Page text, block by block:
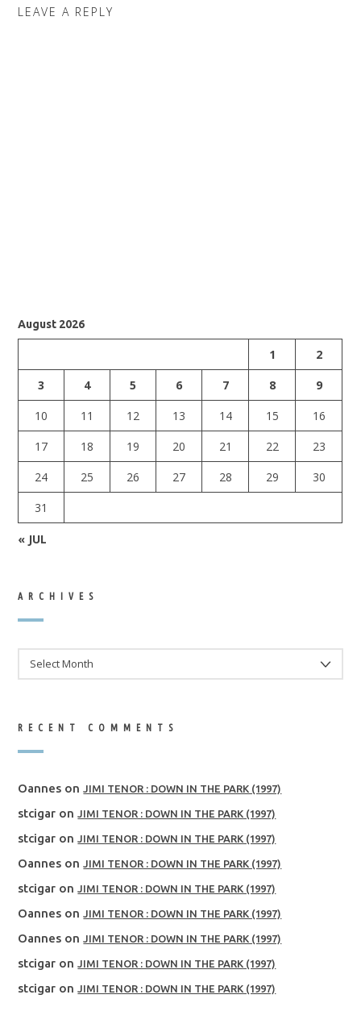
LEAVE A REPLY
August 2026
1
2
3
4 5 6 7 8
9
10
11 12 13 14 15
16
17
18 19 20 21 22
23
24
25 26 27 28 29
30
31
« JUL
ARCHIVES
RECENT COMMENTS
Oannes on JIMI TENOR : DOWN IN THE PARK (1997)
stcigar on JIMI TENOR : DOWN IN THE PARK (1997)
stcigar on JIMI TENOR : DOWN IN THE PARK (1997)
Oannes on JIMI TENOR : DOWN IN THE PARK (1997)
stcigar on JIMI TENOR : DOWN IN THE PARK (1997)
Oannes on JIMI TENOR : DOWN IN THE PARK (1997)
Oannes on JIMI TENOR : DOWN IN THE PARK (1997)
stcigar on JIMI TENOR : DOWN IN THE PARK (1997)
stcigar on JIMI TENOR : DOWN IN THE PARK (1997)